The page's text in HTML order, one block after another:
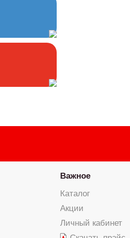
Важное
Каталог
Акции
Личный кабинет